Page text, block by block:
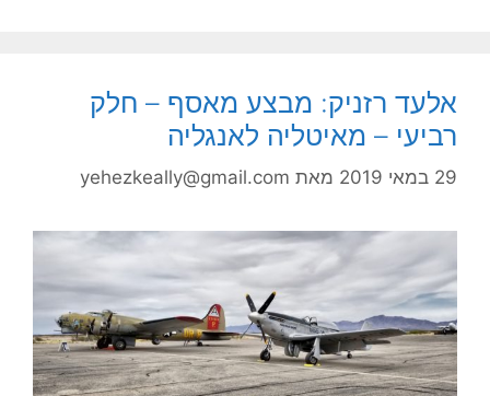
אלעד רזניק: מבצע מאסף – חלק
רביעי – מאיטליה לאנגליה
29 במאי 2019 מאת yehezkeally@gmail.com